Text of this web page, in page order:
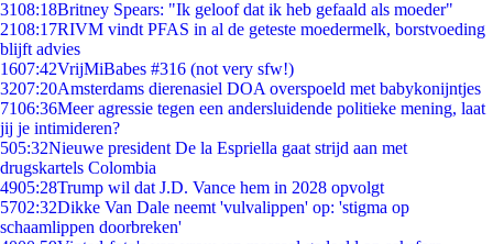
3108:18Britney Spears: "Ik geloof dat ik heb gefaald als moeder"
2108:17RIVM vindt PFAS in al de geteste moedermelk, borstvoeding
blijft advies
1607:42VrijMiBabes #316 (not very sfw!)
3207:20Amsterdams dierenasiel DOA overspoeld met babykonijntjes
7106:36Meer agressie tegen een andersluidende politieke mening, laat
jij je intimideren?
505:32Nieuwe president De la Espriella gaat strijd aan met
drugskartels Colombia
4905:28Trump wil dat J.D. Vance hem in 2028 opvolgt
5702:32Dikke Van Dale neemt 'vulvalippen' op: 'stigma op
schaamlippen doorbreken'